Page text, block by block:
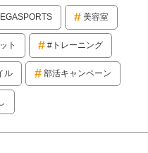
美容室
ト #トレーニング
ル 部活キャンペーン